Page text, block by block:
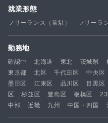
就業形態
フリーランス（常駐） フリーラ
勤務地
確認中 北海道 東北 茨城県
東京都
北区 千代田区 中央区
墨田区
江東区 品川区 目黒区
区
杉並区 豊島区 板橋区
中部
近畿 九州 中国・四国